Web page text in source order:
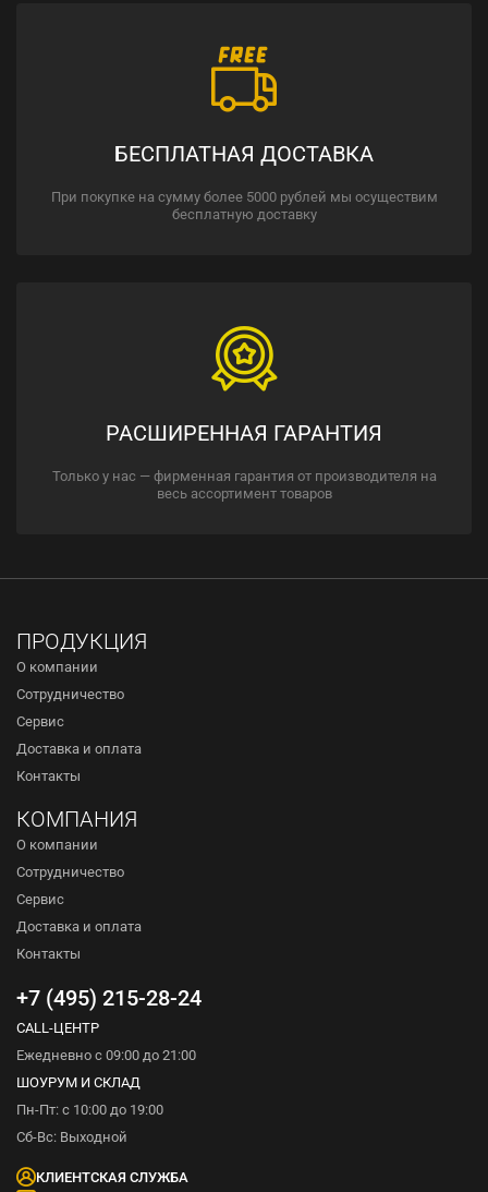
БЕСПЛАТНАЯ ДОСТАВКА
При покупке на сумму более 5000 рублей мы осуществим
бесплатную доставку
РАСШИРЕННАЯ ГАРАНТИЯ
Только у нас — фирменная гарантия от производителя на
весь ассортимент товаров
ПРОДУКЦИЯ
О компании
Сотрудничество
Сервис
Доставка и оплата
Контакты
КОМПАНИЯ
О компании
Сотрудничество
Сервис
Доставка и оплата
Контакты
+7 (495) 215-28-24
CALL-ЦЕНТР
Ежедневно с 09:00 до 21:00
ШОУРУМ И СКЛАД
Пн-Пт: с 10:00 до 19:00
Сб-Вс: Выходной
КЛИЕНТСКАЯ СЛУЖБА